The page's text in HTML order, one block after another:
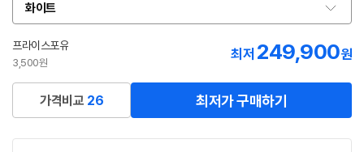
화이트
옵
션
선
택
프라이스포유네
페
이
3,500원
최저 249,900원
가격비교 26 최저가 구매하기